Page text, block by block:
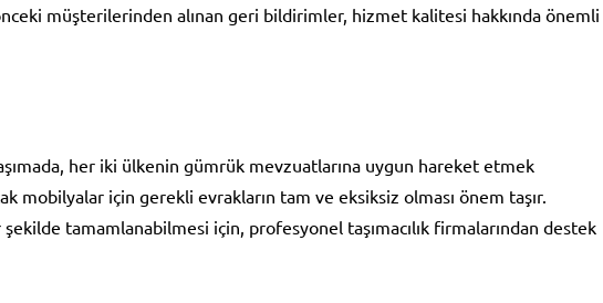
müşterilerinden alınan geri bildirimler, hizmet kalitesi hakkında önemli
her iki ülkenin gümrük mevzuatlarına uygun hareket etmek
mobilyalar için gerekli evrakların tam ve eksiksiz olması önem taşır.
tamamlanabilmesi için, profesyonel taşımacılık firmalarından destek